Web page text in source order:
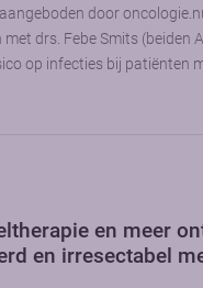
door
drs. Febe Smits (beiden
op infecties bij patiënten
en meer
en irresectabel